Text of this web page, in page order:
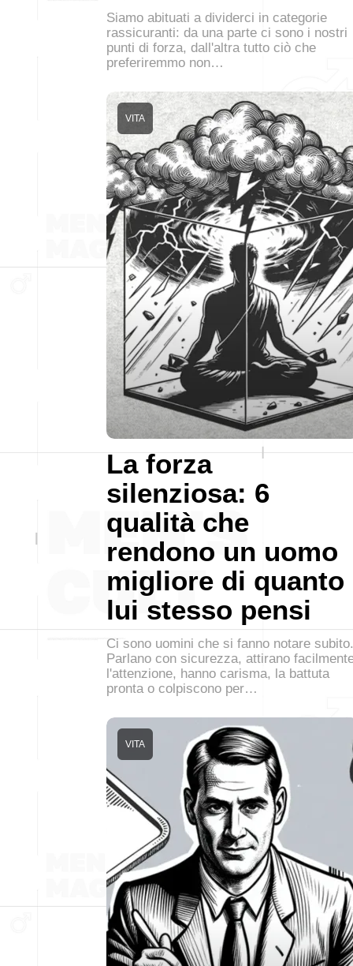
Siamo abituati a dividerci in categorie
rassicuranti: da una parte ci sono i nostri
punti di forza, dall'altra tutto ciò che
preferiremmo non…
La forza
silenziosa: 6
qualità che
rendono un uomo
migliore di quanto
lui stesso pensi
VITA
Ci sono uomini che si fanno notare subito.
Parlano con sicurezza, attirano
l'attenzione, hanno carisma, la battuta
pronta o colpiscono per…
VITA